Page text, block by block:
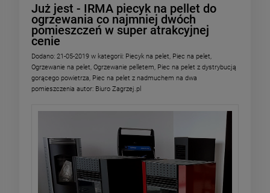
Już jest - IRMA piecyk na pellet do
ogrzewania co najmniej dwóch
pomieszczeń w super atrakcyjnej
cenie
Dodano: 21-05-2019 w kategorii: Piecyk na pelet, Piec na pelet,
Ogrzewanie na pelet, Ogrzewanie pelletem, Piec na pelet z dystrybucją
gorącego powietrza, Piec na pelet z nadmuchem na dwa
pomieszczenia autor: Biuro Zagrzej.pl